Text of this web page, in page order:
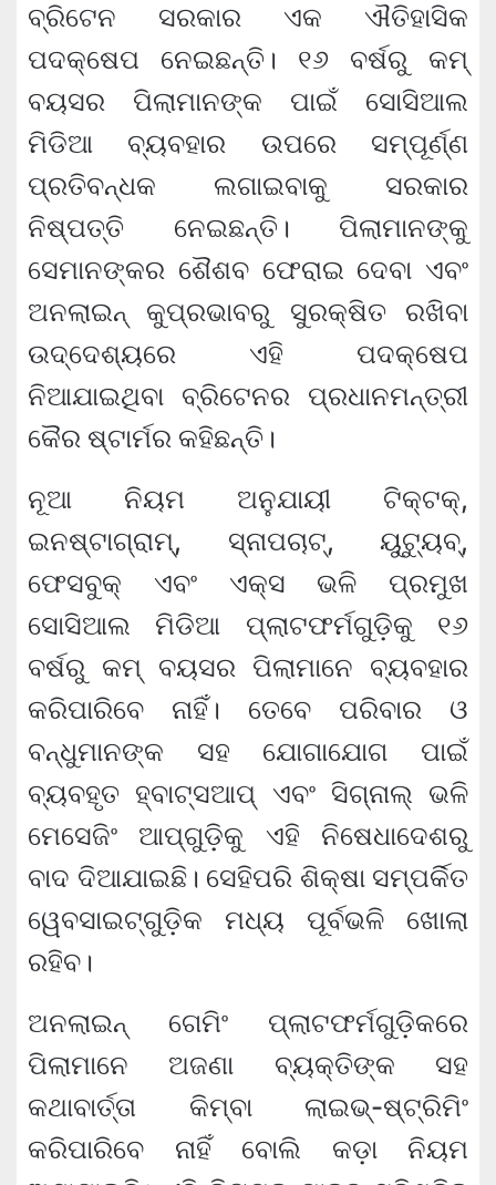
ବ୍ରିଟେନ ସରକାର ଏକ ଐତିହାସିକ
ପଦକ୍ଷେପ ନେଇଛନ୍ତି। ୧୬ ବର୍ଷରୁ କମ୍
ବୟସର ପିଲାମାନଙ୍କ ପାଇଁ ସୋସିଆଲ
ମିଡିଆ ବ୍ୟବହାର ଉପରେ ସମ୍ପୂର୍ଣ୍ଣ
ପ୍ରତିବନ୍ଧକ ଲଗାଇବାକୁ ସରକାର
ନିଷ୍ପତ୍ତି ନେଇଛନ୍ତି। ପିଲାମାନଙ୍କୁ
ସେମାନଙ୍କର ଶୈଶବ ଫେରାଇ ଦେବା ଏବଂ
ଅନଲାଇନ୍ କୁପ୍ରଭାବରୁ ସୁରକ୍ଷିତ ରଖିବା
ଉଦ୍ଦେଶ୍ୟରେ ଏହି ପଦକ୍ଷେପ
ନିଆଯାଇଥିବା ବ୍ରିଟେନର ପ୍ରଧାନମନ୍ତ୍ରୀ
କୈର ଷ୍ଟାର୍ମର କହିଛନ୍ତି।
ନୂଆ ନିୟମ ଅନୁଯାୟୀ ଟିକ୍‌ଟକ୍‌,
ଇନଷ୍ଟାଗ୍ରାମ୍‌, ସ୍ନାପଚାଟ୍‌, ୟୁଟ୍ୟୁବ୍‌,
ଫେସବୁକ୍‌ ଏବଂ ଏକ୍ସ ଭଳି ପ୍ରମୁଖ
ସୋସିଆଲ ମିଡିଆ ପ୍ଲାଟଫର୍ମଗୁଡ଼ିକୁ ୧୬
ବର୍ଷରୁ କମ୍ ବୟସର ପିଲାମାନେ ବ୍ୟବହାର
କରିପାରିବେ ନାହିଁ। ତେବେ ପରିବାର ଓ
ବନ୍ଧୁମାନଙ୍କ ସହ ଯୋଗାଯୋଗ ପାଇଁ
ବ୍ୟବହୃତ ହ୍ବାଟ୍ସଆପ୍‌ ଏବଂ ସିଗ୍ନାଲ୍‌ ଭଳି
ମେସେଜିଂ ଆପ୍‌ଗୁଡ଼ିକୁ ଏହି ନିଷେଧାଦେଶରୁ
ବାଦ ଦିଆଯାଇଛି। ସେହିପରି ଶିକ୍ଷା ସମ୍ପର୍କିତ
ୱେବସାଇଟ୍‌ଗୁଡ଼ିକ ମଧ୍ୟ ପୂର୍ବଭଳି ଖୋଲା
ରହିବ।
ଅନଲାଇନ୍‌ ଗେମିଂ ପ୍ଲାଟଫର୍ମଗୁଡ଼ିକରେ
ପିଲାମାନେ ଅଜଣା ବ୍ୟକ୍ତିଙ୍କ ସହ
କଥାବାର୍ତ୍ତା କିମ୍ବା ଲାଇଭ୍‌-ଷ୍ଟ୍ରିମିଂ
କରିପାରିବେ ନାହିଁ ବୋଲି କଡ଼ା ନିୟମ